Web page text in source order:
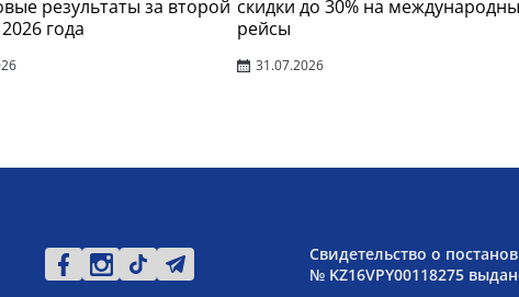
результаты за второй
года
скидки до 30% на
рейсы
31.07.2026
Свидетельство о
№ KZ16VPY00118275